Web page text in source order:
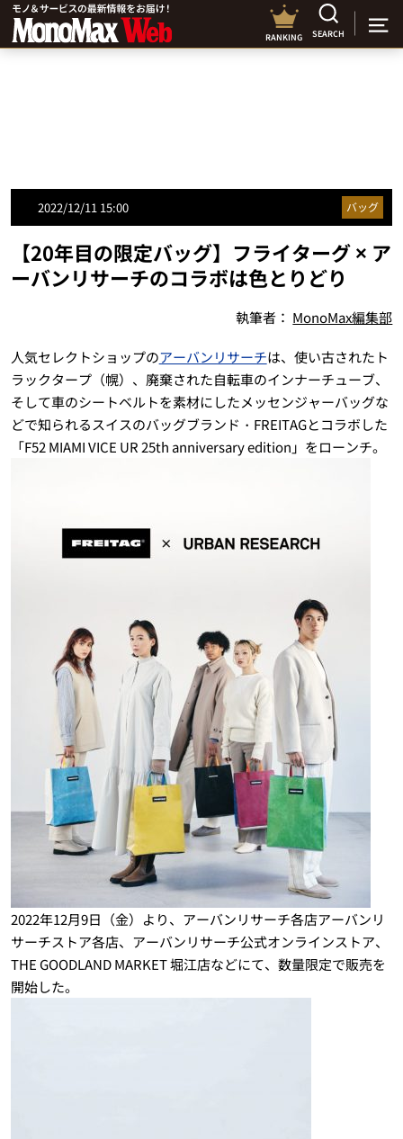
RANKING SEARCH
2022/12/11 15:00 バッグ
【20年目の限定バッグ】フライターグ × ア
ーバンリサーチのコラボは色とりどり
執筆者： MonoMax編集部
人気セレクトショップのアーバンリサーチは、使い古されたト
ラックタープ（幌）、廃棄された自転車のインナーチューブ、
そして車のシートベルトを素材にしたメッセンジャーバッグな
どで知られるスイスのバッグブランド・FREITAGとコラボした
「F52 MIAMI VICE UR 25th anniversary edition」をローンチ。
2022年12月9日（金）より、アーバンリサーチ各店アーバンリ
サーチストア各店、アーバンリサーチ公式オンラインストア、
THE GOODLAND MARKET 堀江店などにて、数量限定で販売を
開始した。